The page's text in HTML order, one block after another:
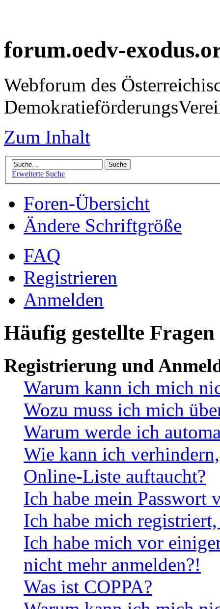
forum.oedv-
Webforum des
Zum Inhalt
Erweiterte Suche
Foren-Übersicht
Ändere Schriftgröße
FAQ
Registrieren
Anmelden
Häufig gestellte Fragen
Registrierung und
Warum kann ich mich
Wozu muss ich mich
Warum werde ich
Wie kann ich
Online-Liste auftaucht?
Ich habe mein Passwort
Ich habe mich
Ich habe mich vor
nicht mehr anmelden?!
Was ist COPPA?